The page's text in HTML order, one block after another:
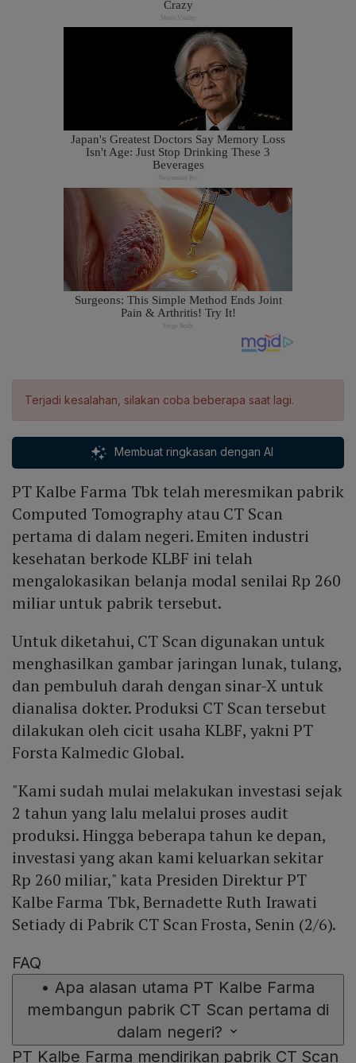
Terjadi kesalahan, silakan coba beberapa saat lagi.
Membuat ringkasan dengan AI
PT Kalbe Farma Tbk telah meresmikan pabrik
Computed Tomography atau CT Scan
pertama di dalam negeri. Emiten industri
kesehatan berkode KLBF ini telah
mengalokasikan belanja modal senilai Rp 260
miliar untuk pabrik tersebut.
Untuk diketahui, CT Scan digunakan untuk
menghasilkan gambar jaringan lunak, tulang,
dan pembuluh darah dengan sinar-X untuk
dianalisa dokter. Produksi CT Scan tersebut
dilakukan oleh cicit usaha KLBF, yakni PT
Forsta Kalmedic Global.
"Kami sudah mulai melakukan investasi sejak
2 tahun yang lalu melalui proses audit
produksi. Hingga beberapa tahun ke depan,
investasi yang akan kami keluarkan sekitar
Rp 260 miliar," kata Presiden Direktur PT
Kalbe Farma Tbk, Bernadette Ruth Irawati
Setiady di Pabrik CT Scan Frosta, Senin (2/6).
FAQ
• Apa alasan utama PT Kalbe Farma
membangun pabrik CT Scan pertama di
dalam negeri?
PT Kalbe Farma mendirikan pabrik CT Scan